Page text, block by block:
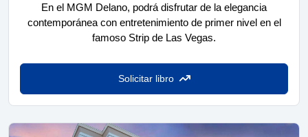
En el MGM Delano, podrá disfrutar de la elegancia
contemporánea con entretenimiento de primer nivel en el
famoso Strip de Las Vegas.
Solicitar libro